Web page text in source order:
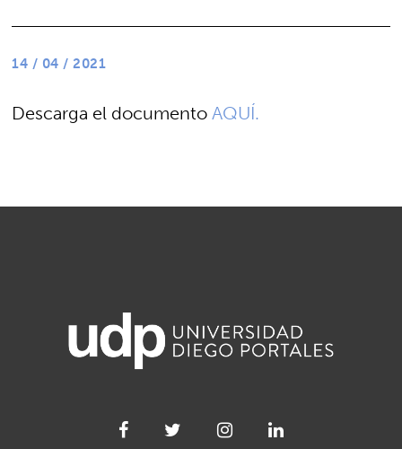
14 / 04 / 2021
Descarga el documentoAQUÍ.